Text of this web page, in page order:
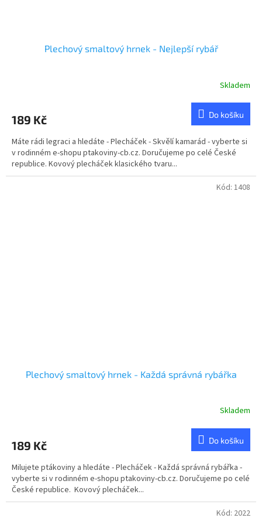
Plechový smaltový hrnek - Nejlepší rybář
Skladem
189 Kč Do košíku
Máte rádi legraci a hledáte - Plecháček - Skvělí kamarád - vyberte si
v rodinném e-shopu ptakoviny-cb.cz. Doručujeme po celé České
republice. Kovový plecháček klasického tvaru...
Plechový smaltový hrnek - Každá správná rybářka
je
z
5
hvězdiček.
Skladem
189 Kč Do košíku
Milujete ptákoviny a hledáte - Plecháček - Každá správná rybářka -
vyberte si v rodinném e-shopu ptakoviny-cb.cz. Doručujeme po celé
České republice. Kovový plecháček...
Kód: 1408
Kód: 2022